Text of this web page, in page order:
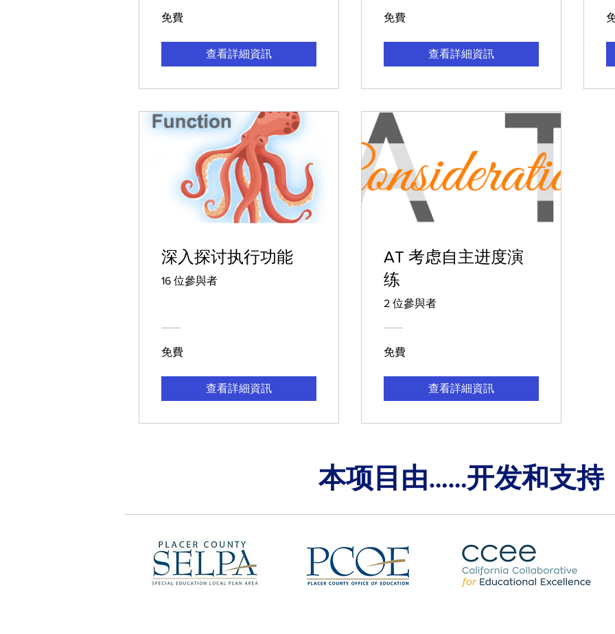
免費
查看詳細資訊
免費
查看詳細資訊
深入探讨执行功能
16 位參與者
免費
查看詳細資訊
AT 考虑自主进度演
练
2 位參與者
免費
查看詳細資訊
本项目由……开发和支持